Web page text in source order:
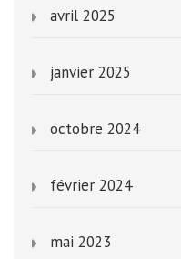
avril 2025
janvier 2025
octobre 2024
février 2024
mai 2023